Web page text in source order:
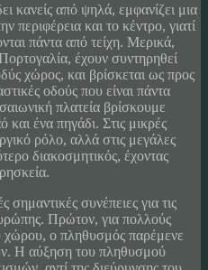
κανείς από ψηλά, εμφανίζει μια
περιφέρεια και το κέντρο, γιατί
πάντα από τείχη. Μερικά,
έχουν συντηρηθεί
χώρος, και βρίσκεται ως προς
οδούς που είναι πάντα
πλατεία βρίσκουμε
ένα πηγάδι. Στις μικρές
ρόλο, αλλά στις μεγάλες
διακοσμητικός, έχοντας
συνέπειες για τις
Πρώτον, για πολλούς
χώρου, ο πληθυσμός παρέμενε
Η αύξηση του πληθυσμού